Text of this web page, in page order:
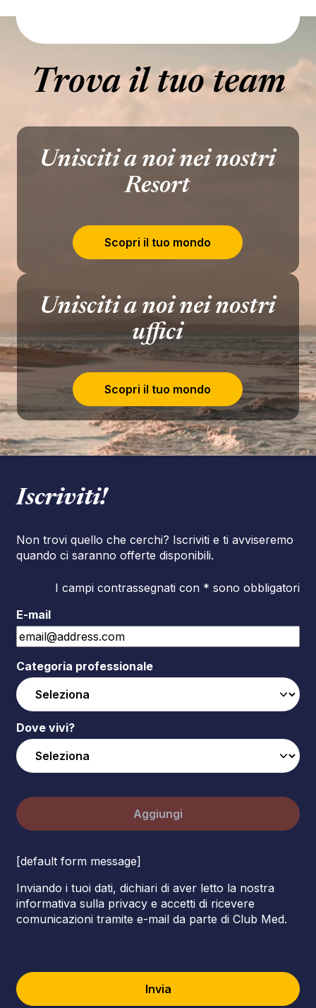
Trova il tuo team
Unisciti a noi nei nostri
Resort
Scopri il tuo mondo
Unisciti a noi nei nostri
uffici
Scopri il tuo mondo
Iscriviti!
Non trovi quello che cerchi? Iscriviti e ti avviseremo
quando ci saranno offerte disponibili.
I campi contrassegnati con * sono obbligatori
E-mail
Categoria professionale
Dove vivi?
Aggiungi
[default form message]
Inviando i tuoi dati, dichiari di aver letto la nostra
informativa sulla privacy e accetti di ricevere
comunicazioni tramite e-mail da parte di Club Med.
Invia